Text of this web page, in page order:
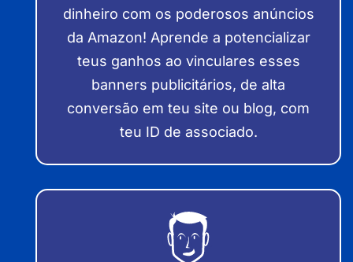
dinheiro com os poderosos anúncios
da Amazon! Aprende a potencializar
teus ganhos ao vinculares esses
banners publicitários, de alta
conversão em teu site ou blog, com
teu ID de associado.